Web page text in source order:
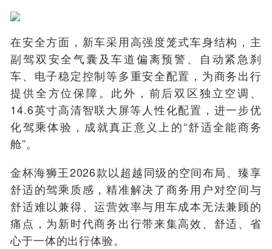
在安全方面，新车采用高强度笼式车身结构，主
副驾双安全气囊及车道偏离预警、自动紧急刹
车、电子稳定控制等多重安全配置，为商务出行
提供全方位保障。此外，前后双区独立空调、
14.6英寸高清智联大屏等人性化配置，进一步优
化驾乘体验，成就真正意义上的“舒适全能商务
舱”。
金杯海狮王2026款以超越同级的空间布局、臻享
舒适的驾乘质感，精准解决了商务用户对空间与
舒适难以兼得、运营效率与用车成本无法兼顾的
痛点，为新时代商务出行带来集高效、舒适、省
心于一体的出行体验。